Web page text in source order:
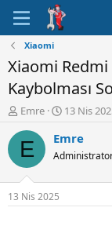
Xiaomi
Xiaomi Redmi
Kaybolması
K
n
u
y
u
B
a
Emre
B
ş
l
n
ı
13 Nis
E Emre
13 Nis 2025